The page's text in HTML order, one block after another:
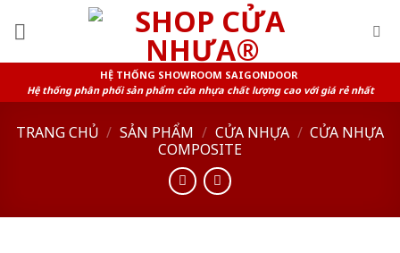
HỆ THỐNG SHOWROOM SAIGONDOOR
Hệ thống phân phối sản phẩm cửa nhựa chất lượng cao với giá rẻ nhất
TRANG CHỦ / SẢN PHẨM / CỬA NHỰA / CỬA NHỰA
COMPOSITE